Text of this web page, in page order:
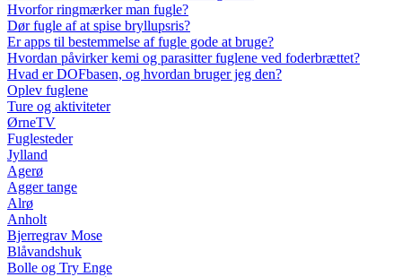
Hvorfor ringmærker man fugle?
Dør fugle af at spise bryllupsris?
Er apps til bestemmelse af fugle gode at bruge?
Hvordan påvirker kemi og parasitter fuglene ved foderbrættet?
Hvad er DOFbasen, og hvordan bruger jeg den?
Oplev fuglene
Ture og aktiviteter
ØrneTV
Fuglesteder
Jylland
Agerø
Agger tange
Alrø
Anholt
Bjerregrav Mose
Blåvandshuk
Bolle og Try Enge